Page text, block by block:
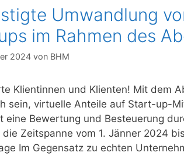
Umwandlung
im Rahmen des
2024 von BHM
Klientinnen und Klienten! Mit dem
sein, virtuelle Anteile auf Start-up-
eine Bewertung und Besteuerung
Zeitspanne vom 1. Jänner 2024
Im Gegensatz zu echten